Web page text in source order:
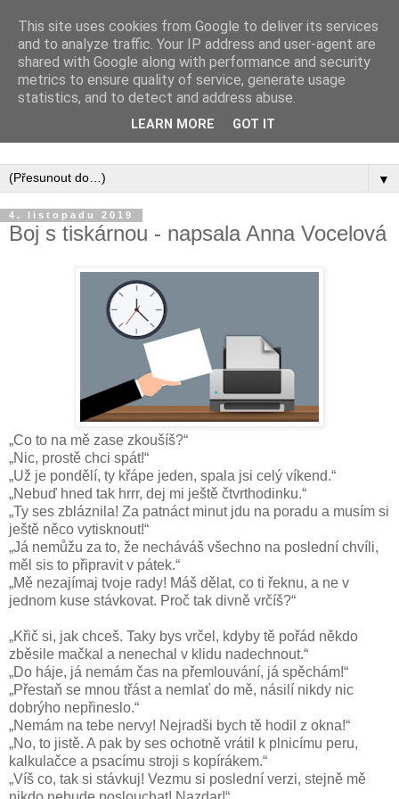
Inspirujte se tím, co píší posluchači kurzů a co se na nich
▼
4. listopadu 2019
Boj s tiskárnou - napsala Anna Vocelová
„Co to na mě zase zkoušíš?“
„Nic, prostě chci spát!“
„Už je pondělí, ty křápe jeden, spala jsi celý víkend.“
„Nebuď hned tak hrrr, dej mi ještě čtvrthodinku.“
„Ty ses zbláznila! Za patnáct minut jdu na poradu a musím si
ještě něco vytisknout!“
„Já nemůžu za to, že necháváš všechno na poslední chvíli,
měl sis to připravit v pátek.“
„Mě nezajímaj tvoje rady! Máš dělat, co ti řeknu, a ne v
jednom kuse stávkovat. Proč tak divně vrčíš?“
„Křič si, jak chceš. Taky bys vrčel, kdyby tě pořád někdo
zběsile mačkal a nenechal v klidu nadechnout.“
„Do háje, já nemám čas na přemlouvání, já spěchám!“
„Přestaň se mnou třást a nemlať do mě, násilí nikdy nic
dobrýho nepřineslo.“
„Nemám na tebe nervy! Nejradši bych tě hodil z okna!“
„No, to jistě. A pak by ses ochotně vrátil k plnicímu peru,
kalkulačce a psacímu stroji s kopírákem.“
„Víš co, tak si stávkuj! Vezmu si poslední verzi, stejně mě
This site uses cookies from Google to deliver its services
and to analyze traffic. Your IP address and user-agent are
shared with Google along with performance and security
metrics to ensure quality of service, generate usage
statistics, and to detect and address abuse.
LEARN MORE GOT IT